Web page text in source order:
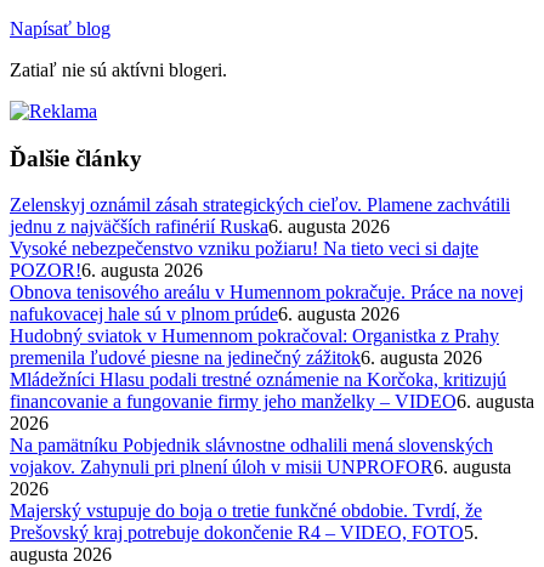
Napísať blog
Zatiaľ nie sú aktívni blogeri.
Ďalšie články
Zelenskyj oznámil zásah strategických cieľov. Plamene zachvátili
jednu z najväčších rafinérií Ruska6. augusta 2026
Vysoké nebezpečenstvo vzniku požiaru! Na tieto veci si dajte
POZOR!6. augusta 2026
Obnova tenisového areálu v Humennom pokračuje. Práce na novej
nafukovacej hale sú v plnom prúde6. augusta 2026
Hudobný sviatok v Humennom pokračoval: Organistka z Prahy
premenila ľudové piesne na jedinečný zážitok6. augusta 2026
Mládežníci Hlasu podali trestné oznámenie na Korčoka, kritizujú
financovanie a fungovanie firmy jeho manželky – VIDEO6. augusta
2026
Na pamätníku Pobjednik slávnostne odhalili mená slovenských
vojakov. Zahynuli pri plnení úloh v misii UNPROFOR6. augusta
2026
Majerský vstupuje do boja o tretie funkčné obdobie. Tvrdí, že
Prešovský kraj potrebuje dokončenie R4 – VIDEO, FOTO5.
augusta 2026